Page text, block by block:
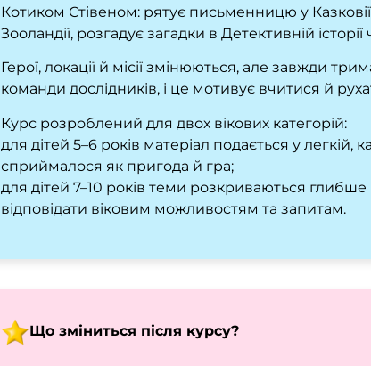
Котиком Стівеном: рятує письменницю у
Зооландії, розгадує загадки в Детективній
Герої, локації й місії змінюються, але завжди
команди дослідників, і це мотивує вчитися й
Курс розроблений для двох вікових категорій:
для дітей 5–6 років матеріал подається у
сприймалося як пригода й гра;
для дітей 7–10 років теми розкриваються
відповідати віковим можливостям та запитам.
Що зміниться після курсу?